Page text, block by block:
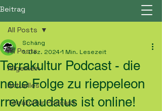
Beitrag
All Posts
Allgemein
Aktuelles
Terrakultur Podcast
All Posts
Terrakultur Podcast - die
neue Folge zu rieppeleon
rrevicaudatus ist online!
Schäng
1. Dez. 20241 Min. Lesezeit